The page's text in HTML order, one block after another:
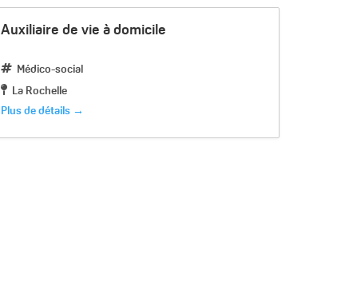
Auxiliaire de vie à domicile
Médico-social
La Rochelle
Plus de détails